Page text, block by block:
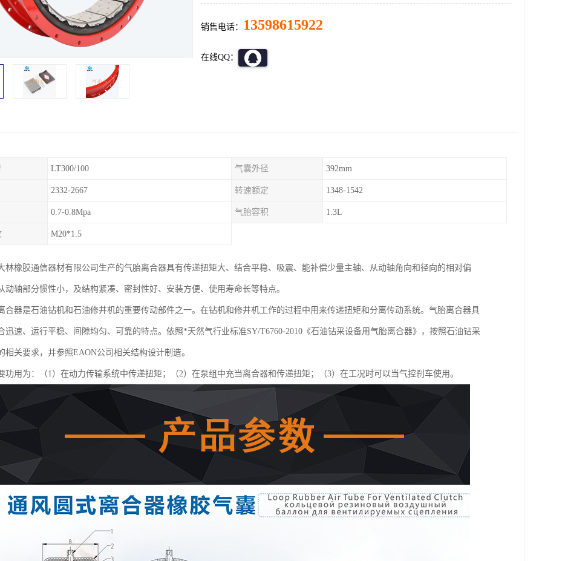
销售电话： 13598615922
在线QQ：
LT300/100 气囊外径 392mm
2332-2667 转速额定 1348-1542
0.7-0.8Mpa 气胎容积 1.3L
M20*1.5
林橡胶通信器材有限公司生产的气胎离合器具有传递扭矩大、结合平稳、吸震、能补偿少量主轴、从动轴角向和径向的相对偏
动轴部分惯性小，及结构紧凑、密封性好、安装方便、使用寿命长等特点。
合器是石油钻机和石油修井机的重要传动部件之一。在钻机和修井机工作的过程中用来传递扭矩和分离传动系统。气胎离合器具
迅速、运行平稳、间隙均匀、可靠的特点。依照*天然气行业标准SY/T6760-2010《石油钻采设备用气胎离合器》，按照石油钻采
相关要求，并参照EAON公司相关结构设计制造。
功用为：（1）在动力传输系统中传递扭矩；（2）在泵组中充当离合器和传递扭矩；（3）在工况时可以当气控刹车使用。